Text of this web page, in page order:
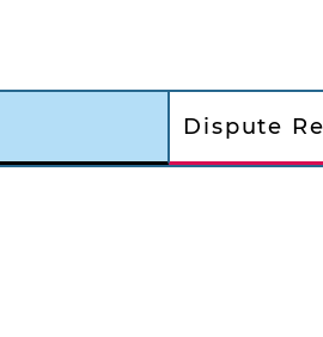
Dispute